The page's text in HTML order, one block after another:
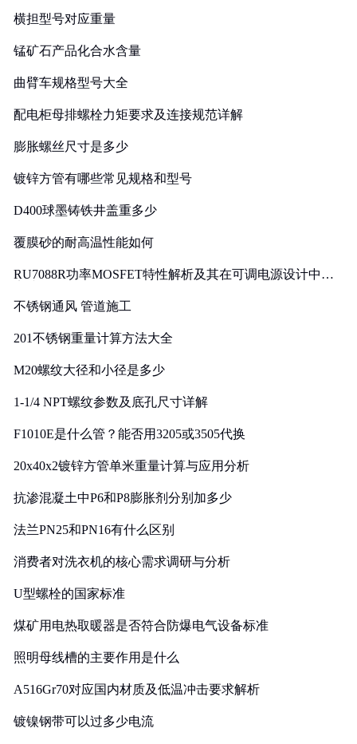
横担型号对应重量
锰矿石产品化合水含量
曲臂车规格型号大全
配电柜母排螺栓力矩要求及连接规范详解
膨胀螺丝尺寸是多少
镀锌方管有哪些常见规格和型号
D400球墨铸铁井盖重多少
覆膜砂的耐高温性能如何
RU7088R功率MOSFET特性解析及其在可调电源设计中的
不锈钢通风 管道施工
201不锈钢重量计算方法大全
M20螺纹大径和小径是多少
1-1/4 NPT螺纹参数及底孔尺寸详解
F1010E是什么管？能否用3205或3505代换
20x40x2镀锌方管单米重量计算与应用分析
抗渗混凝土中P6和P8膨胀剂分别加多少
法兰PN25和PN16有什么区别
消费者对洗衣机的核心需求调研与分析
U型螺栓的国家标准
煤矿用电热取暖器是否符合防爆电气设备标准
照明母线槽的主要作用是什么
A516Gr70对应国内材质及低温冲击要求解析
镀镍钢带可以过多少电流